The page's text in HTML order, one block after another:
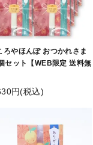
ろやほんぽ おつかれさま
セット【WEB限定 送料無
円(税込)